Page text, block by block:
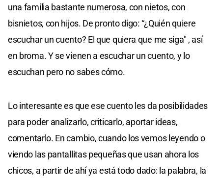
una familia bastante numerosa, con nietos, con
bisnietos, con hijos. De pronto digo: “¿Quién quiere
escuchar un cuento? El que quiera que me siga" , así
en broma. Y se vienen a escuchar un cuento, y lo
escuchan pero no sabes cómo.
Lo interesante es que ese cuento les da posibilidades
para poder analizarlo, criticarlo, aportar ideas,
comentarlo. En cambio, cuando los vemos leyendo o
viendo las pantallitas pequeñas que usan ahora los
chicos, a partir de ahí ya está todo dado: la palabra, la